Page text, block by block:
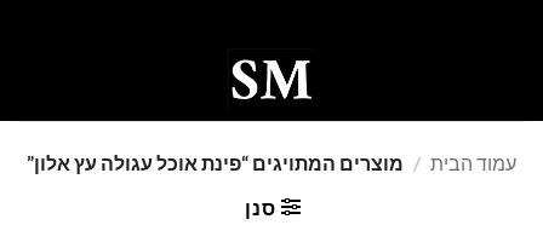
עמוד הבית / מוצרים המתויגים “פינת אוכל עגולה עץ אלון”
סנן